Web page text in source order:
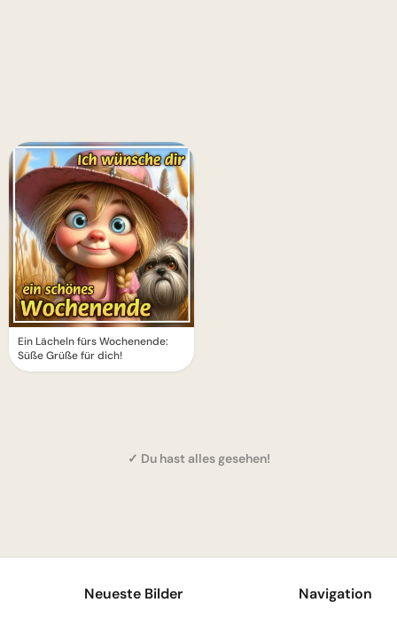
Ein Lächeln fürs Wochenende:
Süße Grüße für dich!
✓ Du hast alles gesehen!
Neueste Bilder Navigation